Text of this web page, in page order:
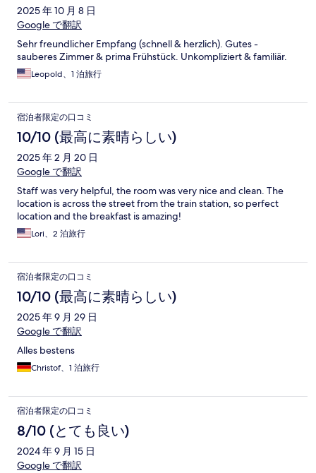
2025 年 10 月 8 日
Google で翻訳
Sehr freundlicher Empfang (schnell & herzlich). Gutes -
sauberes Zimmer & prima Frühstück. Unkompliziert & familiär.
Leopold、1 泊旅行
宿泊者限定の口コミ
10/10 (最高に素晴らしい)
2025 年 2 月 20 日
Google で翻訳
Staff was very helpful, the room was very nice and clean. The
location is across the street from the train station, so perfect
location and the breakfast is amazing!
Lori、2 泊旅行
宿泊者限定の口コミ
10/10 (最高に素晴らしい)
2025 年 9 月 29 日
Google で翻訳
Alles bestens
Christof、1 泊旅行
宿泊者限定の口コミ
8/10 (とても良い)
2024 年 9 月 15 日
Google で翻訳